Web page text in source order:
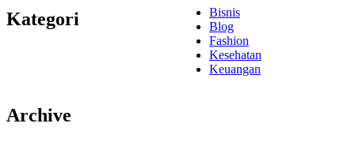
Kategori
Bisnis
Blog
Fashion
Kesehatan
Keuangan
Archive